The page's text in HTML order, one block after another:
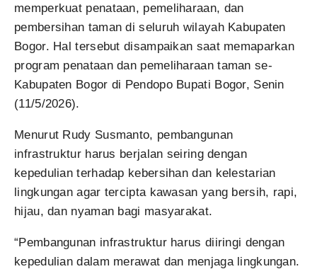
memperkuat penataan, pemeliharaan, dan
pembersihan taman di seluruh wilayah Kabupaten
Bogor. Hal tersebut disampaikan saat memaparkan
program penataan dan pemeliharaan taman se-
Kabupaten Bogor di Pendopo Bupati Bogor, Senin
(11/5/2026).
Menurut Rudy Susmanto, pembangunan
infrastruktur harus berjalan seiring dengan
kepedulian terhadap kebersihan dan kelestarian
lingkungan agar tercipta kawasan yang bersih, rapi,
hijau, dan nyaman bagi masyarakat.
“Pembangunan infrastruktur harus diiringi dengan
kepedulian dalam merawat dan menjaga lingkungan.